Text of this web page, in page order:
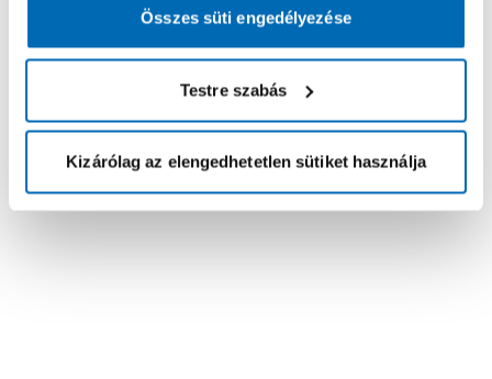
Összes süti engedélyezése
Testre szabás
Kizárólag az elengedhetetlen sütiket használja